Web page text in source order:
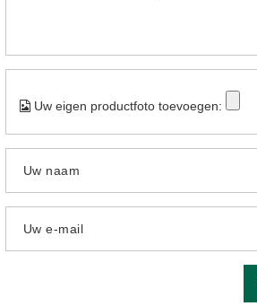
Uw eigen productfoto toevoegen:
Uw naam
Uw e-mail